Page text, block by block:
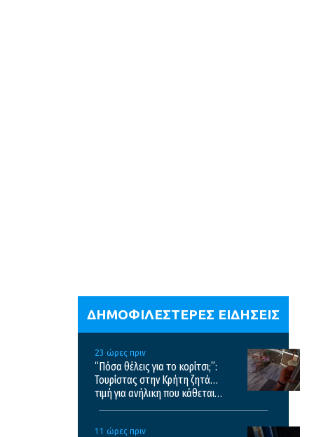
ΔΗΜΟΦΙΛΕΣΤΕΡΕΣ ΕΙΔΗΣΕΙΣ
23 ώρες πριν
“Πόσα θέλεις για το κορίτσι;”:
Τουρίστας στην Κρήτη ζητά…
τιμή για ανήλικη που κάθεται
11 ώρες πριν